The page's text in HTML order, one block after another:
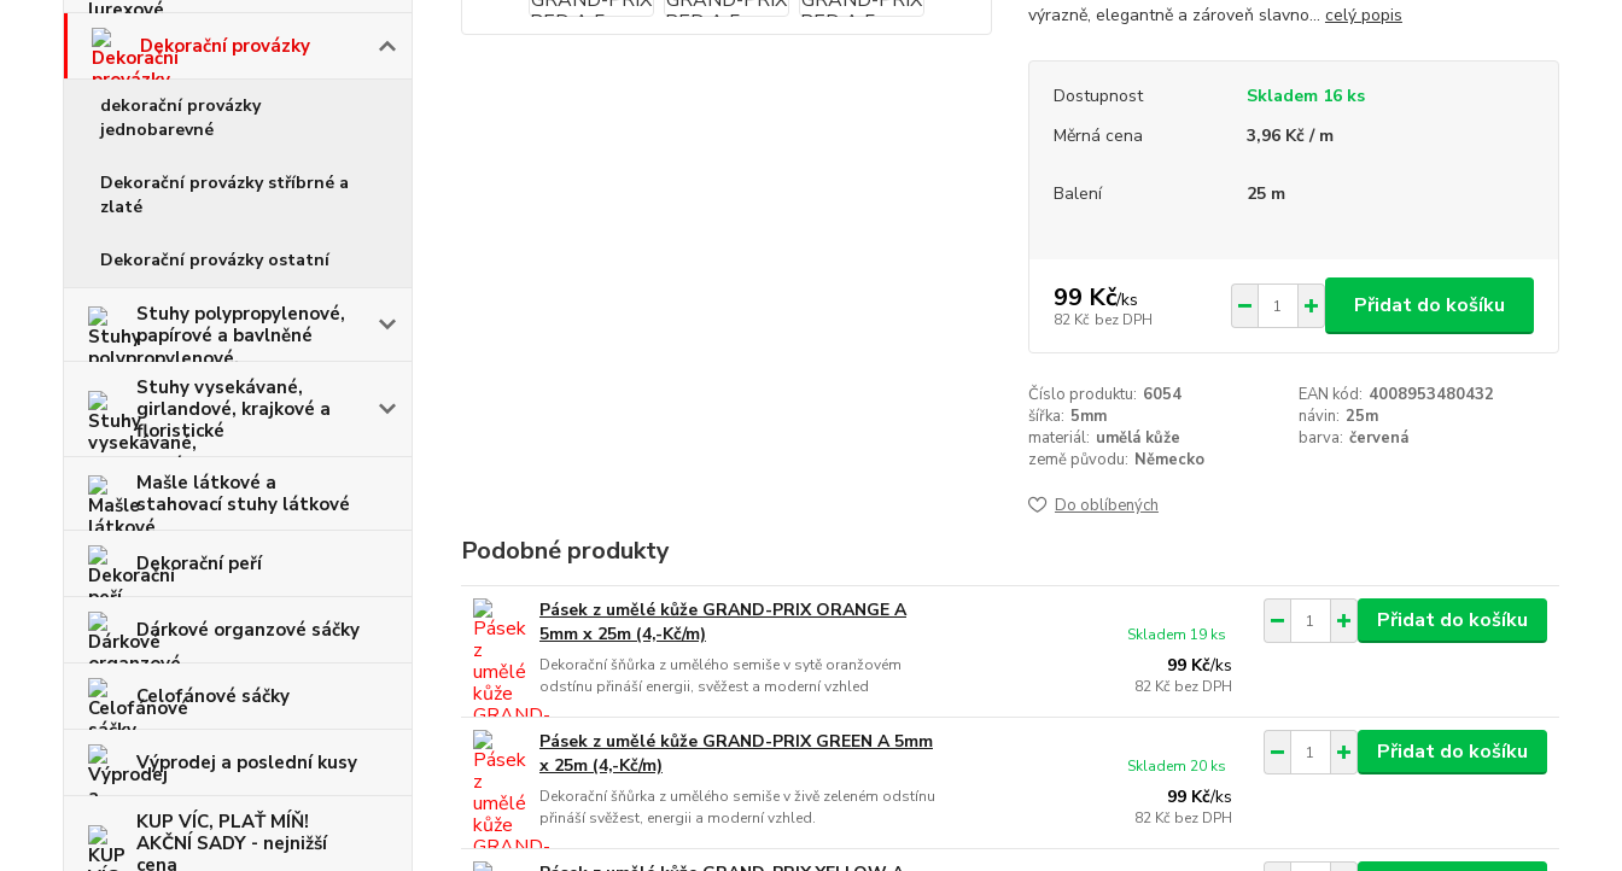
Dekorační provázky
dekorační provázky
jednobarevné
Dekorační provázky stříbrné a
zlaté
Dekorační provázky ostatní
Stuhy polypropylenové,
papírové a bavlněné
Stuhy vysekávané,
girlandové, krajkové a
floristické
Mašle látkové a
stahovací stuhy látkové
Dekorační peří
Dárkové organzové sáčky
Celofánové sáčky
Výprodej a poslední kusy
KUP VÍC, PLAŤ MÍŇ!
AKČNÍ SADY - nejnižší
cena
výrazně, elegantně a zároveň slavno... celý popis
Dostupnost
Skladem 16 ks
Měrná cena
3,96 Kč / m
Balení 25 m
99 Kč/ks
82 Kč bez DPH
Přidat do košíku
Číslo produktu: 6054 EAN kód: 4008953480432
šířka: 5mm návin: 25m
materiál: umělá kůže barva: červená
země původu: Německo
Do oblíbených
Podobné produkty
Pásek z umělé kůže GRAND-PRIX ORANGE A
5mm x 25m (4,-Kč/m)
Dekorační šňůrka z umělého semiše v sytě oranžovém
odstínu přináší energii, svěžest a moderní vzhled
99 Kč/ks
82 Kč bez DPH
Skladem 19 ks
Přidat do košíku
Pásek z umělé kůže GRAND-PRIX GREEN A 5mm
x 25m (4,-Kč/m)
Dekorační šňůrka z umělého semiše v živě zeleném odstínu
přináší svěžest, energii a moderní vzhled.
99 Kč/ks
82 Kč bez DPH
Skladem 20 ks
Přidat do košíku